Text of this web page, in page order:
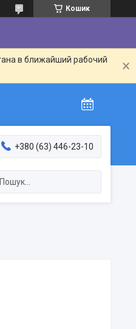
Кошик
в ближайший рабочий
+380 (63) 446-23-10